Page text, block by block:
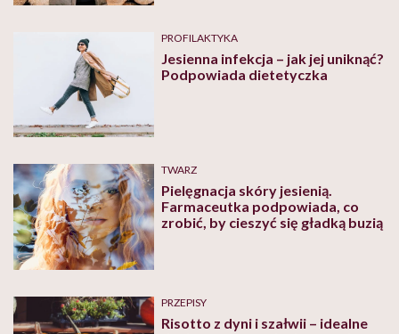
PROFILAKTYKA
Jesienna infekcja – jak jej uniknąć?
Podpowiada dietetyczka
TWARZ
Pielęgnacja skóry jesienią.
Farmaceutka podpowiada, co
zrobić, by cieszyć się gładką buzią
PRZEPISY
Risotto z dyni i szałwii – idealne